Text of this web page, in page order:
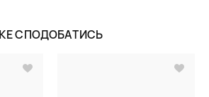
СПОДОБАТИСЬ